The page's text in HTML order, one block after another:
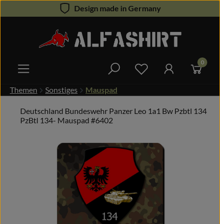
Zum Hauptinhalt springenDesign made in Germany
Du hast 0 0
Themen Sonstiges Mauspad
Deutschland Bundeswehr Panzer Leo 1a1 Bw Pzbtl 134
PzBtl 134- Mauspad #6402